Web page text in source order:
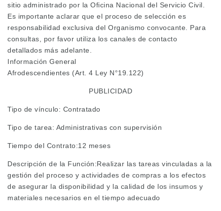
sitio administrado por la Oficina Nacional del Servicio Civil.
Es importante aclarar que el proceso de selección es
responsabilidad exclusiva del Organismo convocante. Para
consultas, por favor utiliza los canales de contacto
detallados más adelante.
Información General
Afrodescendientes (Art. 4 Ley N°19.122)
PUBLICIDAD
Tipo de vínculo: Contratado
Tipo de tarea: Administrativas con supervisión
Tiempo del Contrato:12 meses
Descripción de la Función:Realizar las tareas vinculadas a la
gestión del proceso y actividades de compras a los efectos
de asegurar la disponibilidad y la calidad de los insumos y
materiales necesarios en el tiempo adecuado